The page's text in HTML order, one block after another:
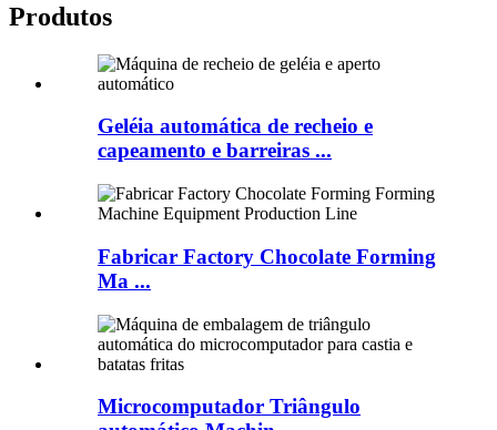
Produtos
Geléia automática de recheio e
capeamento e barreiras ...
Fabricar Factory Chocolate Forming
Ma ...
Microcomputador Triângulo